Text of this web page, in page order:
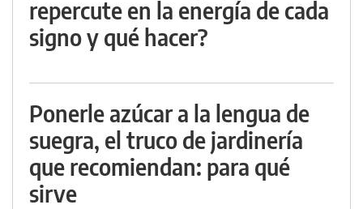
repercute en la energía de cada
signo y qué hacer?
Ponerle azúcar a la lengua de
suegra, el truco de jardinería
que recomiendan: para qué
sirve